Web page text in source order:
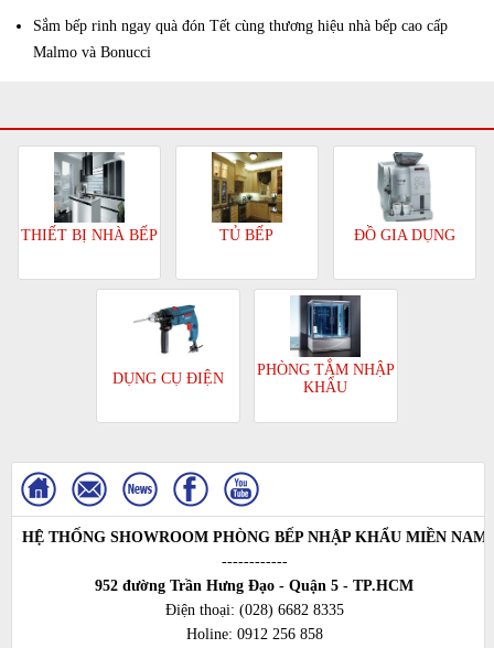
Sắm bếp rinh ngay quà đón Tết cùng thương hiệu nhà bếp cao cấp
Malmo và Bonucci
THIẾT BỊ NHÀ BẾP TỦ BẾP ĐỒ GIA DỤNG
DỤNG CỤ ĐIỆN
PHÒNG TẮM NHẬP
KHẨU
HỆ THỐNG SHOWROOM PHÒNG BẾP NHẬP KHẨU MIỀN NAM
------------
952 đường Trần Hưng Đạo - Quận 5 - TP.HCM
Điện thoại: (028) 6682 8335
Holine: 0912 256 858